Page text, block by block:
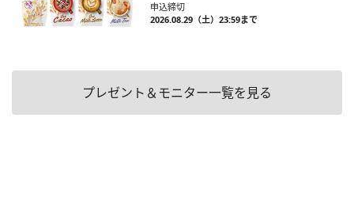
申込締切
2026.08.29（土）23:59まで
プレゼント＆モニター一覧を見る